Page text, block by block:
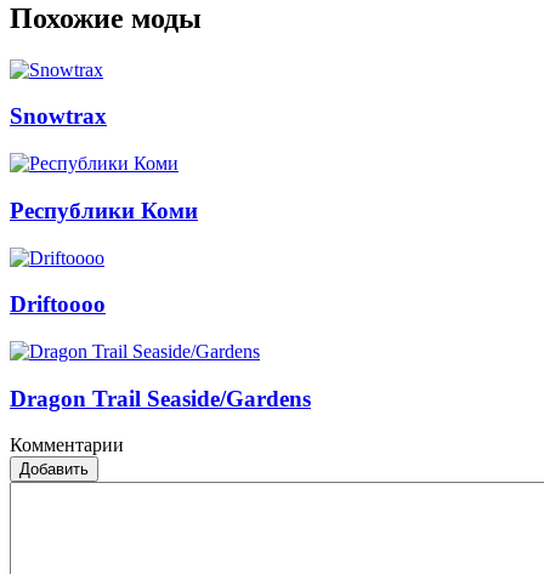
Похожие моды
Snowtrax
Республики Коми
Driftoooo
Dragon Trail Seaside/Gardens
Комментарии
Добавить